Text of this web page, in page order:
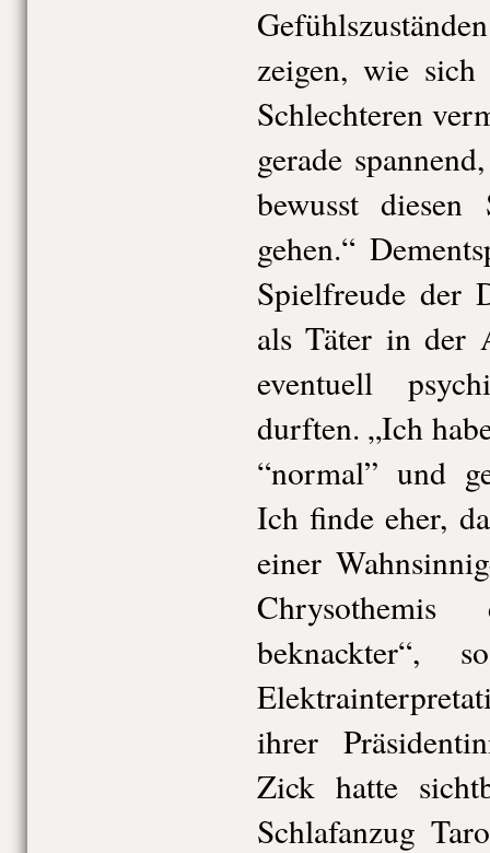
zeigen, wie
Schlechteren
gerade
bewusst
gehen.“
Spielfreude der
als Täter in der
eventuell
durften. „Ich
“normal” und
Ich finde eher,
einer
beknackter“,
ihrer
Zick hatte
Schlafanzug